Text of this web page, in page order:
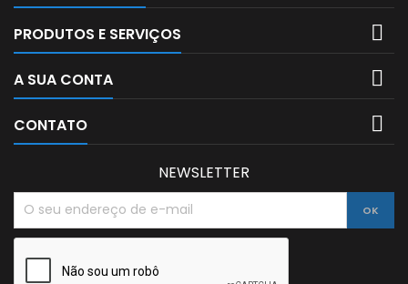
PRODUTOS E SERVIÇOS 
A SUA CONTA 
CONTATO 
NEWSLETTER